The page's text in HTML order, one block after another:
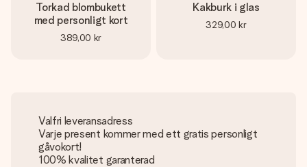
Torkad blombukett
med personligt kort
389,00 kr
Kakburk i glas
329,00 kr
Valfri leveransadress
Varje present kommer med ett gratis personligt
gåvokort!
100% kvalitet garanterad